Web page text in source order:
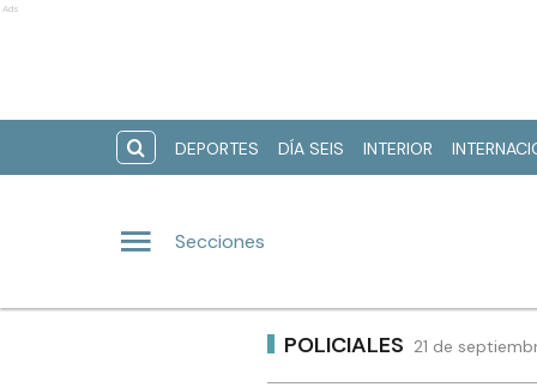
Ads
DEPORTES DÍA SEIS INTERIOR
Secciones
POLICIALES 21 de